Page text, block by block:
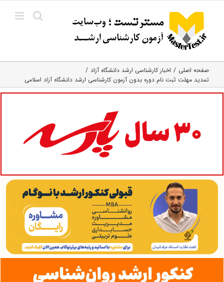
content
صفحه اصلی
اخبار کارشناسی ارشد دانشگاه آزاد
تمدید مهلت ثبت نام دوره بدون آزمون کارشناسی ارشد دانشگاه آزاد اسلامی